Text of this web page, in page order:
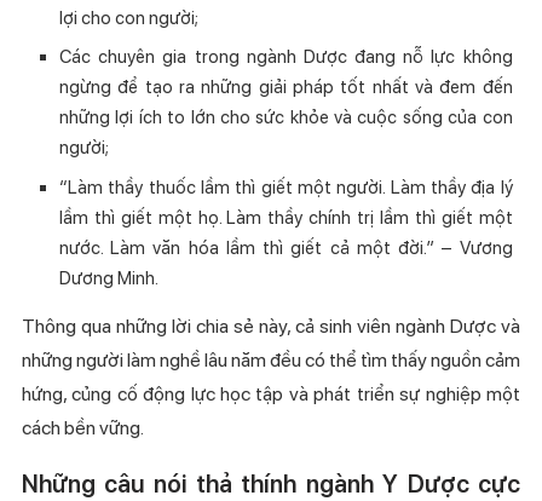
lợi cho con người;
Các chuyên gia trong ngành Dược đang nỗ lực không
ngừng để tạo ra những giải pháp tốt nhất và đem đến
những lợi ích to lớn cho sức khỏe và cuộc sống của con
người;
“Làm thầy thuốc lầm thì giết một người. Làm thầy địa lý
lầm thì giết một họ. Làm thầy chính trị lầm thì giết một
nước. Làm văn hóa lầm thì giết cả một đời.” – Vương
Dương Minh.
Thông qua những lời chia sẻ này, cả sinh viên ngành Dược và
những người làm nghề lâu năm đều có thể tìm thấy nguồn cảm
hứng, củng cố động lực học tập và phát triển sự nghiệp một
cách bền vững.
Những câu nói thả thính ngành Y Dược cực